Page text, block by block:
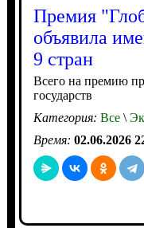
Премия
объявила
9 стран
Всего на премию
государств
Категория: Все\
Время: 02.06.2026